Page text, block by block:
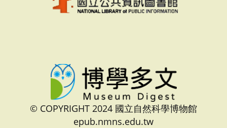
© COPYRIGHT 2024 國立自然科學博物館
epub.nmns.edu.tw